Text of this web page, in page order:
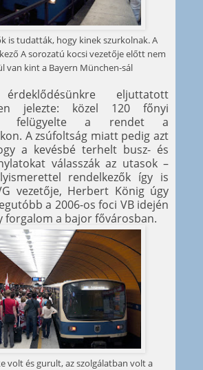
is tudatták, hogy kinek szurkolnak. A
A sorozatú kocsi vezetője előtt nem
van kint a Bayern München-sál
eljuttatott
jelezte: közel 120 főnyi
felügyelte a rendet a
A zsúfoltság miatt pedig azt
a kevésbé terhelt busz- és
válasszák az utasok –
rendelkezők így is
vezetője, Herbert König úgy
a 2006-os foci VB idején
forgalom a bajor fővárosban.
volt és gurult, az szolgálatban volt a